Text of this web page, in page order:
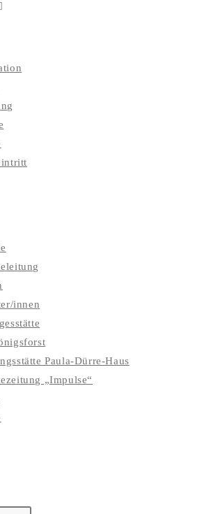
innen
Paula-Dürre-Haus
„Impulse“